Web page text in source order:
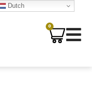
0
Dutch